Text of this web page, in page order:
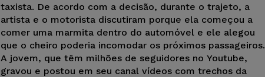
taxista. De acordo com a decisão, durante o trajeto, a
artista e o motorista discutiram porque ela começou a
comer uma marmita dentro do automóvel e ele alegou
que o cheiro poderia incomodar os próximos passageiros.
A jovem, que têm milhões de seguidores no Youtube,
gravou e postou em seu canal vídeos com trechos da